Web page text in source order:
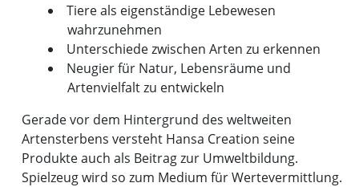
Tiere als eigenständige Lebewesen
wahrzunehmen
Unterschiede zwischen Arten zu erkennen
Neugier für Natur, Lebensräume und
Artenvielfalt zu entwickeln
Gerade vor dem Hintergrund des weltweiten
Artensterbens versteht Hansa Creation seine
Produkte auch als Beitrag zur Umweltbildung.
Spielzeug wird so zum Medium für Wertevermittlung.